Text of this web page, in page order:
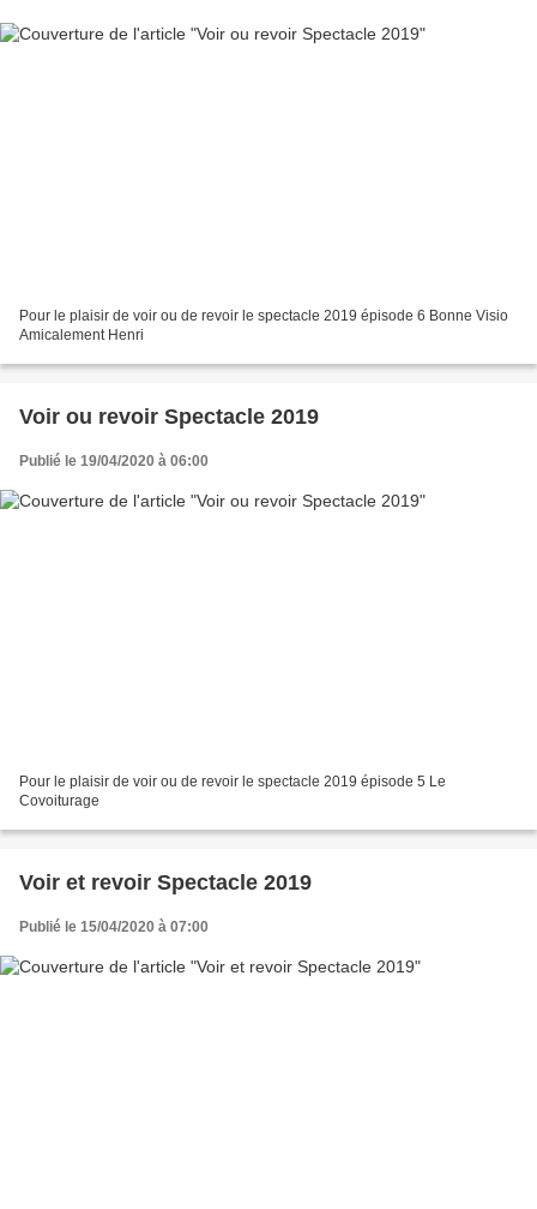
Pour le plaisir de voir ou de revoir le spectacle 2019 épisode 6 Bonne Visio
Amicalement Henri
Voir ou revoir Spectacle 2019
Publié le 19/04/2020 à 06:00
Pour le plaisir de voir ou de revoir le spectacle 2019 épisode 5 Le
Covoiturage
Voir et revoir Spectacle 2019
Publié le 15/04/2020 à 07:00